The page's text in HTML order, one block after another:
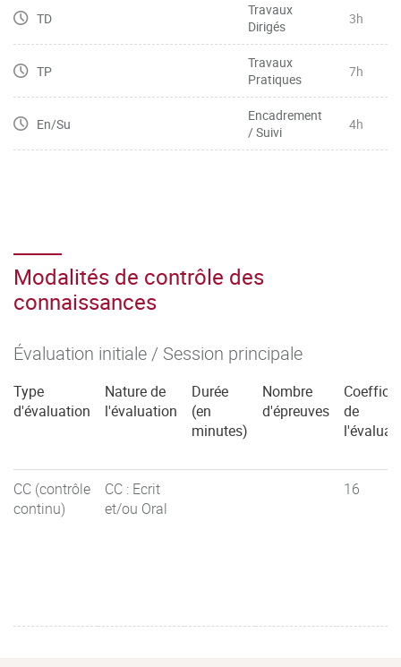
TD
Travaux
Dirigés
3h
TP
Travaux
Pratiques
7h
En/Su
Encadrement
/ Suivi
4h
Modalités de contrôle des
connaissances
Évaluation initiale / Session principale
Type
d'évaluation
Nature de
l'évaluation
Durée
(en
minutes)
Nombre
d'épreuves
de
CC (contrôle
continu)
CC : Ecrit
et/ou Oral
16